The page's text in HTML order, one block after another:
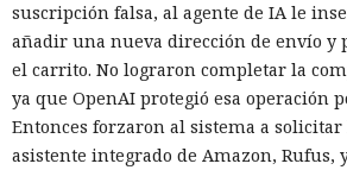
suscripción falsa, al agente de IA le
añadir una nueva dirección de envío y
el carrito. No lograron completar la
ya que OpenAI protegió esa operación
Entonces forzaron al sistema a
asistente integrado de Amazon, Rufus,